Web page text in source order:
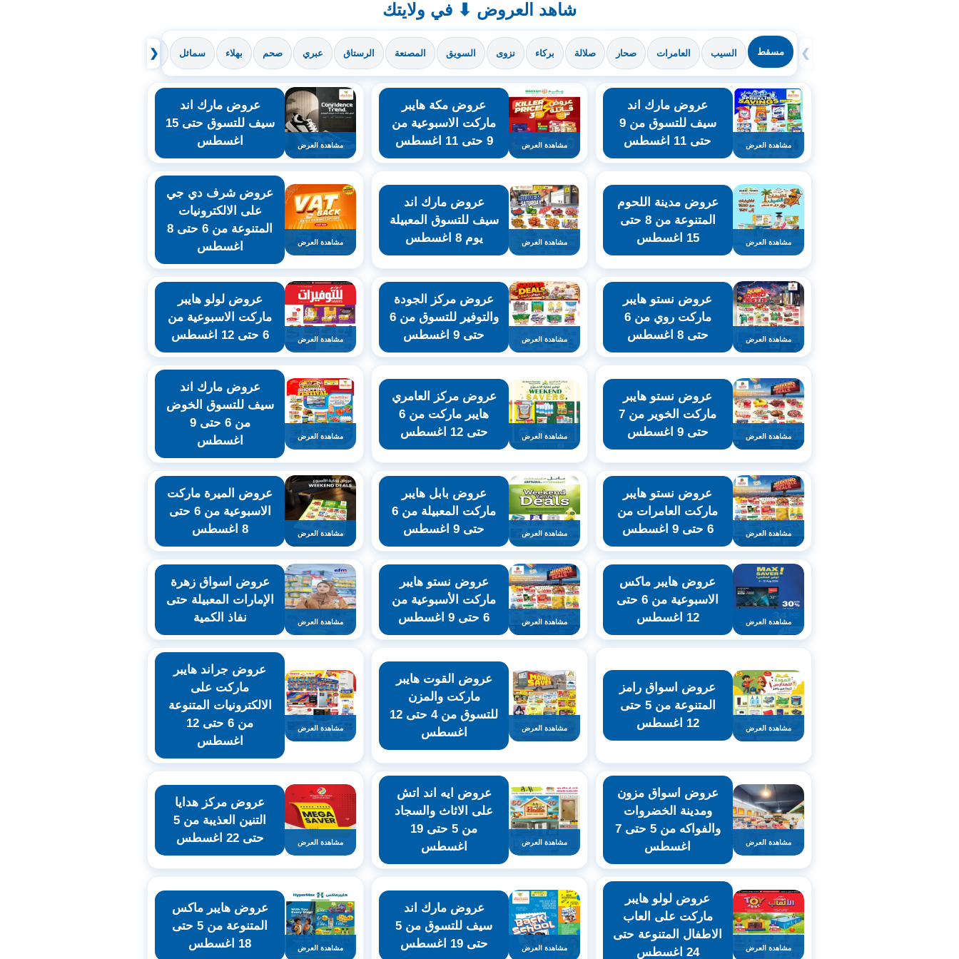
شاهد العروض ⬇ في ولايتك
❮ مسقط السيب العامرات صحار صلالة بركاء نزوى السويق المصنعة الرستاق عبري صحم بهلاء سمائل صور ❯
مشاهدة العرض
عروض مارك اند
سيف للتسوق من 9
حتى 11 اغسطس
مشاهدة العرض
عروض مكة هايبر
ماركت الاسبوعية من
9 حتى 11 اغسطس
مشاهدة العرض
عروض مارك اند
سيف للتسوق حتى 15
اغسطس
مشاهدة العرض
عروض مدينة اللحوم
المتنوعة من 8 حتى
15 اغسطس
مشاهدة العرض
عروض مارك اند
سيف للتسوق المعبيلة
يوم 8 اغسطس
مشاهدة العرض
عروض شرف دي جي
على الالكترونيات
المتنوعة من 6 حتى 8
اغسطس
مشاهدة العرض
عروض نستو هايبر
ماركت روي من 6
حتى 8 اغسطس
مشاهدة العرض
عروض مركز الجودة
والتوفير للتسوق من 6
حتى 9 اغسطس
مشاهدة العرض
عروض لولو هايبر
ماركت الاسبوعية من
6 حتى 12 اغسطس
مشاهدة العرض
عروض نستو هايبر
ماركت الخوير من 7
حتى 9 اغسطس
مشاهدة العرض
عروض مركز العامري
هايبر ماركت من 6
حتى 12 اغسطس
مشاهدة العرض
عروض مارك اند
سيف للتسوق الخوض
من 6 حتى 9
اغسطس
مشاهدة العرض
عروض نستو هايبر
ماركت العامرات من
6 حتى 9 اغسطس
مشاهدة العرض
عروض بابل هايبر
ماركت المعبيلة من 6
حتى 9 اغسطس
مشاهدة العرض
عروض الميرة ماركت
الاسبوعية من 6 حتى
8 اغسطس
مشاهدة العرض
عروض هايبر ماكس
الاسبوعية من 6 حتى
12 اغسطس
مشاهدة العرض
عروض نستو هايبر
ماركت الأسبوعية من
6 حتى 9 اغسطس
مشاهدة العرض
عروض اسواق زهرة
الإمارات المعبيلة حتى
نفاذ الكمية
مشاهدة العرض
عروض اسواق رامز
المتنوعة من 5 حتى
12 اغسطس
مشاهدة العرض
عروض القوت هايبر
ماركت والمزن
للتسوق من 4 حتى 12
اغسطس
مشاهدة العرض
عروض جراند هايبر
ماركت على
الالكترونيات المتنوعة
من 6 حتى 12
اغسطس
مشاهدة العرض
عروض اسواق مزون
ومدينة الخضروات
والفواكه من 5 حتى 7
اغسطس
مشاهدة العرض
عروض ايه اند اتش
على الاثاث والسجاد
من 5 حتى 19
اغسطس
مشاهدة العرض
عروض مركز هدايا
التنين العذيبة من 5
حتى 22 اغسطس
مشاهدة العرض
عروض لولو هايبر
ماركت على العاب
الاطفال المتنوعة حتى
24 اغسطس
مشاهدة العرض
عروض مارك اند
سيف للتسوق من 5
حتى 19 اغسطس
مشاهدة العرض
عروض هايبر ماكس
المتنوعة من 5 حتى
18 اغسطس